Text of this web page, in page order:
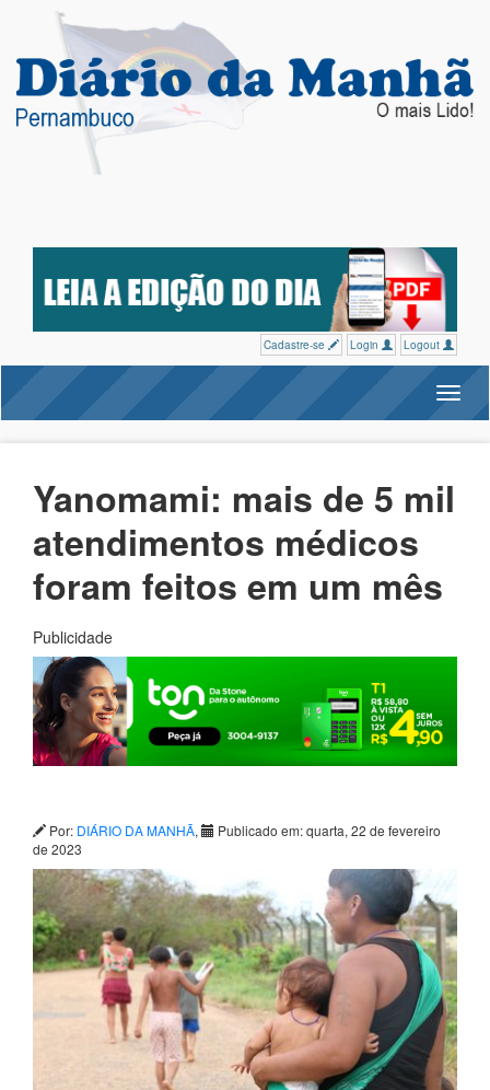
Cadastre-se Login Logout
Yanomami: mais de 5 mil
atendimentos médicos
foram feitos em um mês
Publicidade
Por: DIÁRIO DA MANHÃ,
Publicado em: quarta, 22 de fevereiro
de 2023